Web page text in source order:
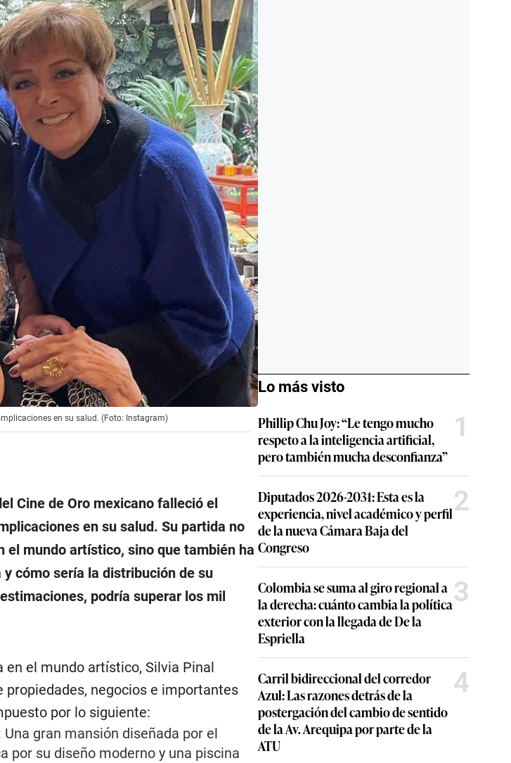
en su salud. (Foto: Instagram)
Cine de Oro mexicano falleció el
en su salud. Su partida no
el mundo artístico, sino que también ha
cómo sería la distribución de su
podría superar los mil
en el mundo artístico, Silvia Pinal
negocios e importantes
por lo siguiente:
Una gran mansión diseñada por el
por su diseño moderno y una piscina
Lo más visto
Phillip Chu Joy: “Le tengo mucho
respeto a la inteligencia artificial,
pero también mucha desconfianza”
1
Diputados 2026-2031: Esta es la
experiencia, nivel académico y perfil
de la nueva Cámara Baja del
Congreso
2
Colombia se suma al giro regional a
la derecha: cuánto cambia la política
exterior con la llegada de De la
Espriella
3
Carril bidireccional del corredor
Azul: Las razones detrás de la
postergación del cambio de sentido
de la Av. Arequipa por parte de la
ATU
4